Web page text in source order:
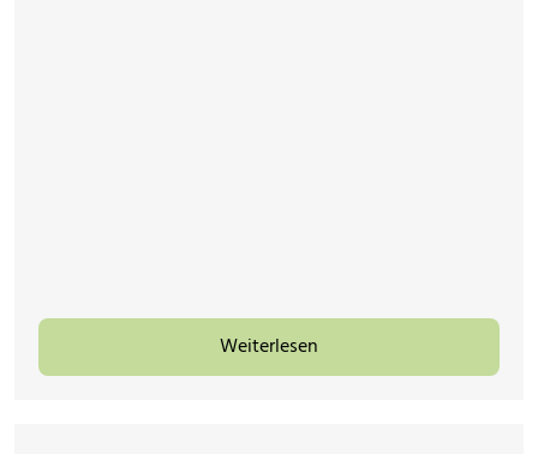
Weiterlesen